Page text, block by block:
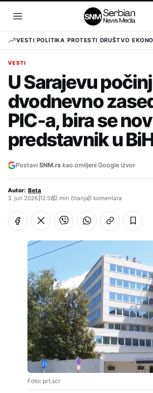
sadržaj
Otvori
meni
VESTI POLITIKA PROTESTI DRUŠTVO
VESTI
U Sarajevu
dvodnevno
PIC-a, bira se
predstavnik u
Postavi SNM.rs kao omiljeni Google izvor
Autor: Beta
3. jun 2026.12:582 min čitanja1 komentara
Foto: prt.scr